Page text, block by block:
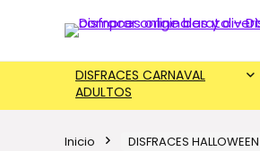
DISFRACES CARNAVAL
ADULTOS
Inicio DISFRACES HALLOWEEN